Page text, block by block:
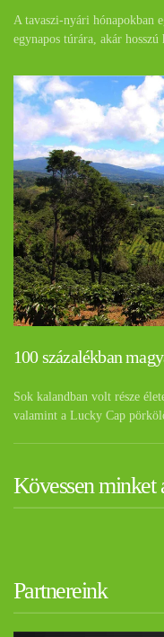
A tavaszi-nyári hónapokban
egynapos túrára, akár hosszú
100 százalékban
Sok kalandban volt része
valamint a Lucky Cap
Kövessen minket
Partnereink